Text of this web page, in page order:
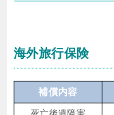
海外旅行保険
補償内容